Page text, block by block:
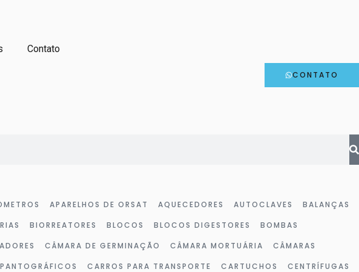
Contato
CONTATO
APARELHOS DE ORSAT AQUECEDORES AUTOCLAVES
BALANÇAS
BIORREATORES BLOCOS BLOCOS DIGESTORES
BOMBAS
CÂMARA DE GERMINAÇÃO CÂMARA MORTUÁRIA
CÂMARAS
CARROS PARA TRANSPORTE CARTUCHOS
CENTRÍFUGAS